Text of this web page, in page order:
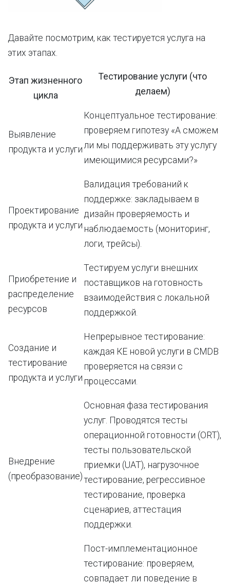
Давайте посмотрим, как тестируется услуга на
этих этапах.
Этап жизненного
цикла
Тестирование услуги (что
делаем)
Выявление
продукта и услуги
Концептуальное тестирование:
проверяем гипотезу «А сможем
ли мы поддерживать эту услугу
имеющимися ресурсами?»
Проектирование
продукта и услуги
Валидация требований к
поддержке: закладываем в
дизайн проверяемость и
наблюдаемость (мониторинг,
логи, трейсы).
Приобретение и
распределение
ресурсов
Тестируем услуги внешних
поставщиков на готовность
взаимодействия с локальной
поддержкой.
Создание и
тестирование
продукта и услуги
Непрерывное тестирование:
каждая КЕ новой услуги в CMDB
проверяется на связи с
процессами.
Внедрение
(преобразование)
Основная фаза тестирования
услуг. Проводятся тесты
операционной готовности (ORT),
тесты пользовательской
приемки (UAT), нагрузочное
тестирование, регрессивное
тестирование, проверка
сценариев, аттестация
поддержки.
Пост-имплементационное
тестирование: проверяем,
совпадает ли поведение в